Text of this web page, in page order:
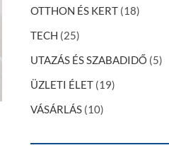
OTTHON ÉS KERT (18)
TECH (25)
UTAZÁS ÉS SZABADIDŐ (5)
ÜZLETI ÉLET (19)
VÁSÁRLÁS (10)